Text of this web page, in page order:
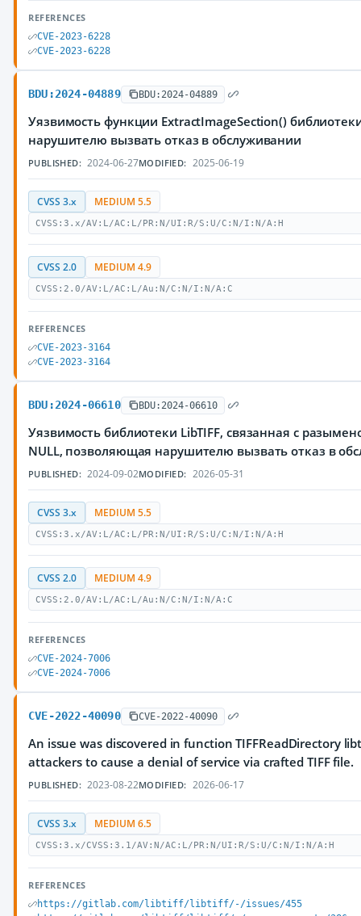
REFERENCES
CVE-2023-6228
CVE-2023-6228
BDU:2024-04889 BDU:2024-04889
Уязвимость функции ExtractImageSection()
нарушителю вызвать отказ в обслуживании
PUBLISHED: 2024-06-27MODIFIED: 2025-06-19
CVSS 3.x MEDIUM 5.5
CVSS:3.x/AV:L/AC:L/PR:N/UI:R/S:U/C:N/I:N/A:H
CVSS 2.0 MEDIUM 4.9
CVSS:2.0/AV:L/AC:L/Au:N/C:N/I:N/A:C
REFERENCES
CVE-2023-3164
CVE-2023-3164
BDU:2024-06610 BDU:2024-06610
Уязвимость библиотеки LibTIFF, связанная с
NULL, позволяющая нарушителю вызвать отказ в
PUBLISHED: 2024-09-02MODIFIED: 2026-05-31
CVSS 3.x MEDIUM 5.5
CVSS:3.x/AV:L/AC:L/PR:N/UI:R/S:U/C:N/I:N/A:H
CVSS 2.0 MEDIUM 4.9
CVSS:2.0/AV:L/AC:L/Au:N/C:N/I:N/A:C
REFERENCES
CVE-2024-7006
CVE-2024-7006
CVE-2022-40090 CVE-2022-40090
An issue was discovered in function TIFFReadDirectory
attackers to cause a denial of service via crafted TIFF file.
PUBLISHED: 2023-08-22MODIFIED: 2026-06-17
CVSS 3.x MEDIUM 6.5
CVSS:3.x/CVSS:3.1/AV:N/AC:L/PR:N/UI:R/S:U/C:N/I:N/A:H
REFERENCES
https://gitlab.com/libtiff/libtiff/-/issues/455